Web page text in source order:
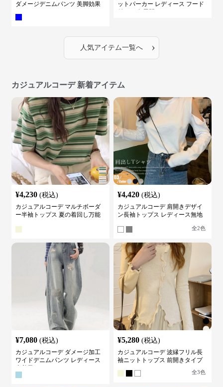
ダメージデニムパンツ 美脚効果
ットパーカー レディース フード
人気アイテム一覧へ ›
カジュアルコーデ 新着アイテム
¥4,230 (税込)
カジュアルコーデ マルチボーダ
ー半袖トップス 夏の着回し万能
¥4,420 (税込)
カジュアルコーデ 肩開きデザイ
ン長袖トップス レディース無地
全2色
¥7,080 (税込)
カジュアルコーデ ダメージ加工
ワイドデニムパンツ レディース
¥5,280 (税込)
カジュアルコーデ 波縁フリル長
袖ニットトップス 前開きタイプ
全3色